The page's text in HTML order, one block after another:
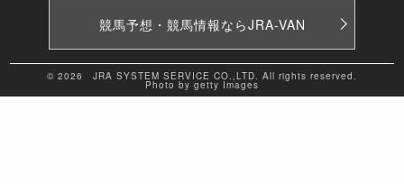
競馬予想・競馬情報ならJRA-VAN
© 2026 JRA SYSTEM SERVICE CO.,LTD. All rights reserved.
Photo by getty Images